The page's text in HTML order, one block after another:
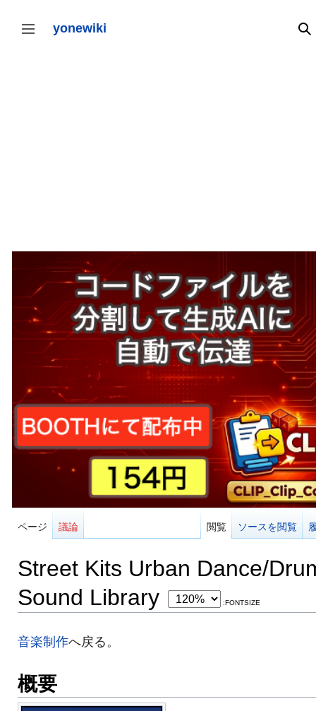
ン
サイドバーの切り替え yonewiki 検
ページ 議論 閲覧 ソースを閲覧
Street Kits Urban Dance/
Sound Library
:FONTSIZE
音楽制作へ戻る。
概要